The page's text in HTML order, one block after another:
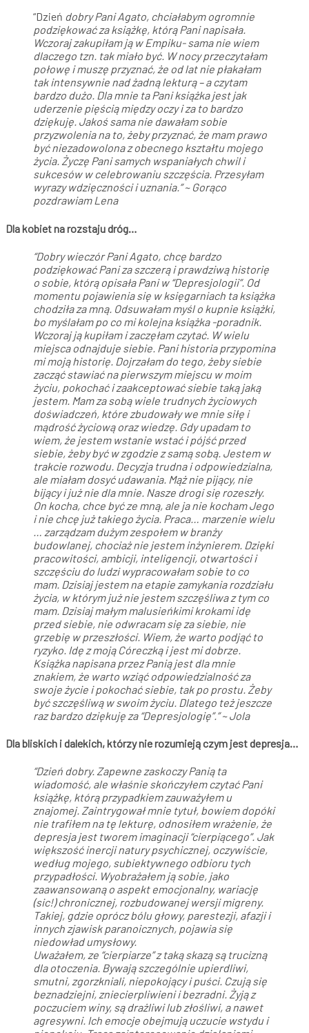
“Dzień dobry Pani Agato, chciałabym ogromnie
podziękować za książkę, którą Pani napisała.
Wczoraj zakupiłam ją w Empiku- sama nie wiem
dlaczego tzn. tak miało być. W nocy przeczytałam
połowę i muszę przyznać, że od lat nie płakałam
tak intensywnie nad żadną lekturą – a czytam
bardzo dużo. Dla mnie ta Pani książka jest jak
uderzenie pięścią między oczy i za to bardzo
dziękuję. Jakoś sama nie dawałam sobie
przyzwolenia na to, żeby przyznać, że mam prawo
być niezadowolona z obecnego kształtu mojego
życia. Życzę Pani samych wspaniałych chwil i
sukcesów w celebrowaniu szczęścia. Przesyłam
wyrazy wdzięczności i uznania.” ~ Gorąco
pozdrawiam Lena
Dla kobiet na rozstaju dróg…
“Dobry wieczór Pani Agato, chcę bardzo
podziękować Pani za szczerą i prawdziwą historię
o sobie, którą opisała Pani w “Depresjologii”. Od
momentu pojawienia się w księgarniach ta książka
chodziła za mną. Odsuwałam myśl o kupnie książki,
bo myślałam po co mi kolejna książka -poradnik.
Wczoraj ją kupiłam i zaczęłam czytać. W wielu
miejsca odnajduje siebie. Pani historia przypomina
mi moją historię. Dojrzałam do tego, żeby siebie
zacząć stawiać na pierwszym miejscu w moim
życiu, pokochać i zaakceptować siebie taką jaką
jestem. Mam za sobą wiele trudnych życiowych
doświadczeń, które zbudowały we mnie siłę i
mądrość życiową oraz wiedzę. Gdy upadam to
wiem, że jestem wstanie wstać i pójść przed
siebie, żeby być w zgodzie z samą sobą. Jestem w
trakcie rozwodu. Decyzja trudna i odpowiedzialna,
ale miałam dosyć udawania. Mąż nie pijący, nie
bijący i już nie dla mnie. Nasze drogi się rozeszły.
On kocha, chce być ze mną, ale ja nie kocham Jego
i nie chcę już takiego życia. Praca… marzenie wielu
… zarządzam dużym zespołem w branży
budowlanej, chociaż nie jestem inżynierem. Dzięki
pracowitości, ambicji, inteligencji, otwartości i
szczęściu do ludzi wypracowałam sobie to co
mam. Dzisiaj jestem na etapie zamykania rozdziału
życia, w którym już nie jestem szczęśliwa z tym co
mam. Dzisiaj małym malusieńkimi krokami idę
przed siebie, nie odwracam się za siebie, nie
grzebię w przeszłości. Wiem, że warto podjąć to
ryzyko. Idę z moją Córeczką i jest mi dobrze.
Książka napisana przez Panią jest dla mnie
znakiem, że warto wziąć odpowiedzialność za
swoje życie i pokochać siebie, tak po prostu. Żeby
być szczęśliwą w swoim życiu. Dlatego też jeszcze
raz bardzo dziękuję za “Depresjologię”.” ~ Jola
Dla bliskich i dalekich, którzy nie rozumieją czym jest depresja…
“Dzień dobry. Zapewne zaskoczy Panią ta
wiadomość, ale właśnie skończyłem czytać Pani
książkę, którą przypadkiem zauważyłem u
znajomej. Zaintrygował mnie tytuł, bowiem dopóki
nie trafiłem na tę lekturę, odnosiłem wrażenie, że
depresja jest tworem imaginacji “cierpiącego”. Jak
większość inercji natury psychicznej, oczywiście,
według mojego, subiektywnego odbioru tych
przypadłości. Wyobrażałem ją sobie, jako
zaawansowaną o aspekt emocjonalny, wariację
(sic!) chronicznej, rozbudowanej wersji migreny.
Takiej, gdzie oprócz bólu głowy, parestezji, afazji i
innych zjawisk paranoicznych, pojawia się
niedowład umysłowy.
Uważałem, ze “cierpiarze” z taką skazą są trucizną
dla otoczenia. Bywają szczególnie upierdliwi,
smutni, zgorzkniali, niepokojący i puści. Czują się
beznadziejni, zniecierpliwieni i bezradni. Żyją z
poczuciem winy, są drażliwi lub złośliwi, a nawet
agresywni. Ich emocje obejmują uczucie wstydu i